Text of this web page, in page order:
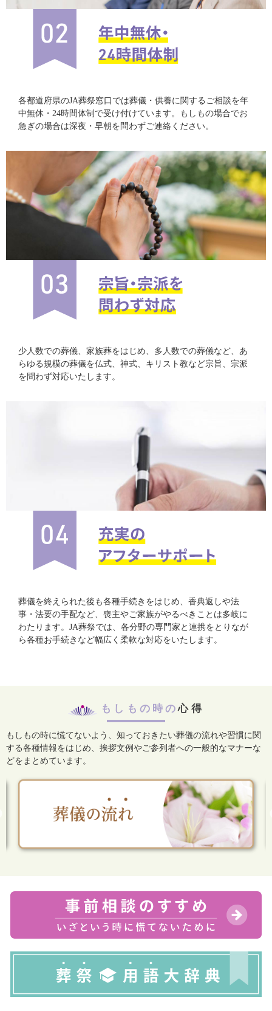
各都道府県のJA葬祭窓口では葬儀・供養に関するご相談を年
中無休・24時間体制で受け付けています。もしもの場合でお
急ぎの場合は深夜・早朝を問わずご連絡ください。
少人数での葬儀、家族葬をはじめ、多人数での葬儀など、あ
らゆる規模の葬儀を仏式、神式、キリスト教など宗旨、宗派
を問わず対応いたします。
葬儀を終えられた後も各種手続きをはじめ、香典返しや法
事・法要の手配など、喪主やご家族がやるべきことは多岐に
わたります。JA葬祭では、各分野の専門家と連携をとりなが
ら各種お手続きなど幅広く柔軟な対応をいたします。
もしもの時の心得
もしもの時に慌てないよう、知っておきたい葬儀の流れや習慣に関
する各種情報をはじめ、 挨拶文例やご参列者への一般的なマナーな
どをまとめています。